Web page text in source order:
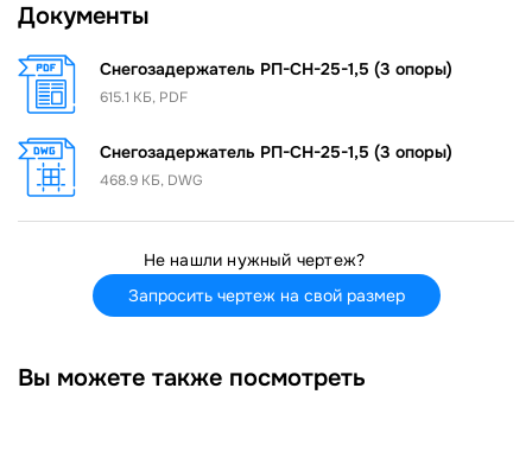
Документы
Снегозадержатель РП-СН-25-1,5 (3 опоры)
615.1 КБ, PDF
Снегозадержатель РП-СН-25-1,5 (3 опоры)
468.9 КБ, DWG
Не нашли нужный чертеж?
Запросить чертеж на свой размер
Вы можете также посмотреть